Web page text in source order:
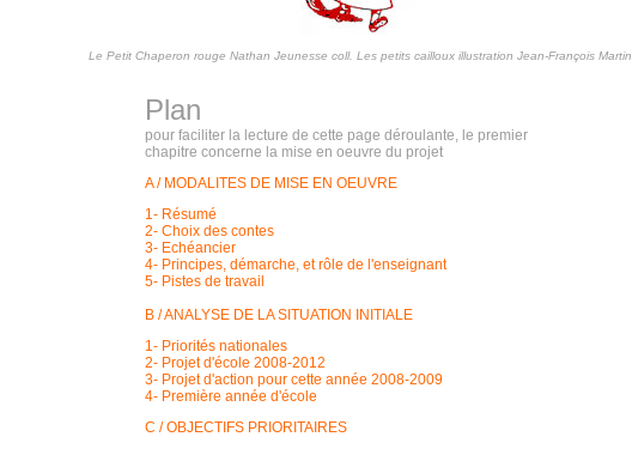
Le Petit Chaperon rouge Nathan Jeunesse coll. Les petits cailloux illustration Jean-François Martin
Plan
pour faciliter la lecture de cette page déroulante, le premier
chapitre concerne la mise en oeuvre du projet
A / MODALITES DE MISE EN OEUVRE
1- Résumé
2- Choix des contes
3- Echéancier
4- Principes, démarche, et rôle de l'enseignant
5- Pistes de travail
B / ANALYSE DE LA SITUATION INITIALE
1- Priorités nationales
2- Projet d'école 2008-2012
3- Projet d'action pour cette année 2008-2009
4- Première année d'école
C / OBJECTIFS PRIORITAIRES